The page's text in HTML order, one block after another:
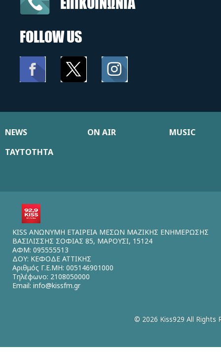
FOLLOW US
NEWS ON AIR
MUSIC
ΤΑΥΤΟΤΗΤΑ
KISS ΑΝΩΝΥΜΗ ΕΤΑΙΡΕΙΑ ΜΕΣΩΝ ΜΑΖΙΚΗΣ ΕΝΗΜΕΡΩΣΗΣ
ΒΑΣΙΛΙΣΣΗΣ ΣΟΦΙΑΣ 85, ΜΑΡΟΥΣΙ, 15124
ΑΦΜ: 095555513
ΔΟΥ: ΚΕΦΟΔΕ ΑΤΤΙΚΗΣ
Αριθμός Γ.Ε.ΜΗ: 005146901000
Τηλέφωνο: 2108050000
Email: info@kissfm.gr
© 2026 Kiss929 All Rights